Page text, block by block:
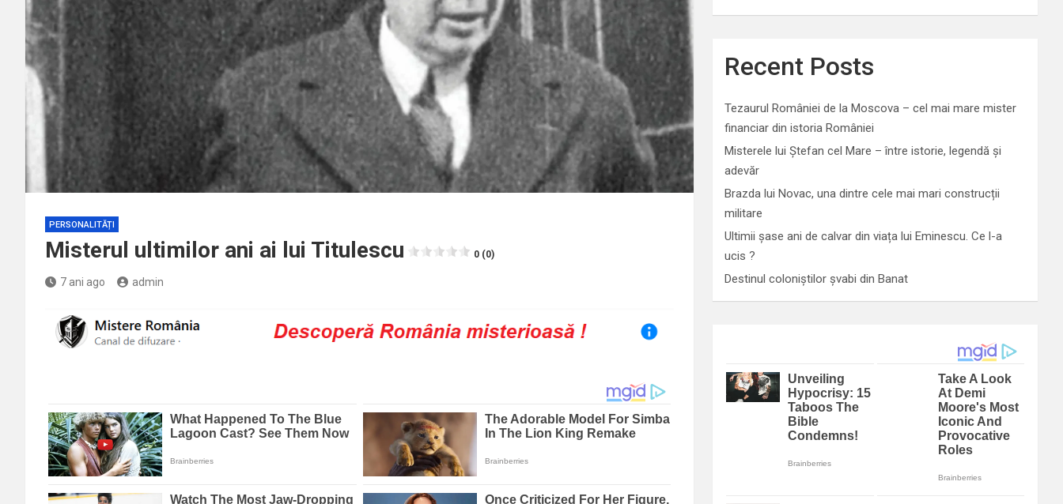
PERSONALITĂȚI
Misterul ultimilor ani ai lui Titulescu 0 (0)
7 ani ago admin
Recent Posts
Tezaurul României de la Moscova – cel mai mare mister
financiar din istoria României
Misterele lui Ștefan cel Mare – între istorie, legendă și
adevăr
Brazda lui Novac, una dintre cele mai mari construcții
militare
Ultimii șase ani de calvar din viața lui Eminescu. Ce l-a
ucis ?
Destinul coloniștilor șvabi din Banat